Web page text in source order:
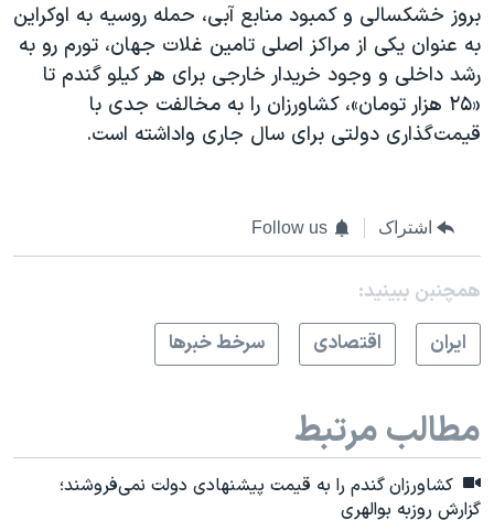
بروز خشکسالی و کمبود منابع آبی، حمله روسیه به اوکراین
به عنوان یکی از مراکز اصلی تامین غلات جهان، تورم رو به
رشد داخلی و وجود خریدار خارجی برای هر کیلو گندم تا
«۲۵ هزار تومان»، کشاورزان را به مخالفت جدی با
قیمت‌گذاری دولتی برای سال جاری واداشته است.
اشتراک Follow us
همچنبن ببینید:
ايران
اقتصادی سرخط خبرها
مطالب مرتبط
کشاورزان گندم را به قیمت پیشنهادی دولت نمی‌فروشند؛
گزارش روزبه بوالهری